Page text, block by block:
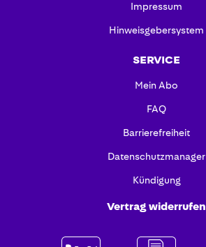
Impressum
Hinweisgebersystem
SERVICE
Mein Abo
FAQ
Barrierefreiheit
Datenschutzmanager
Kündigung
Vertrag widerrufen